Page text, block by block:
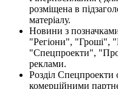
розміщена в
матеріалу.
Новини з
"Регіони", "Гроші",
"Спецпроекти",
реклами.
Розділ Спецпроекти
комерційними